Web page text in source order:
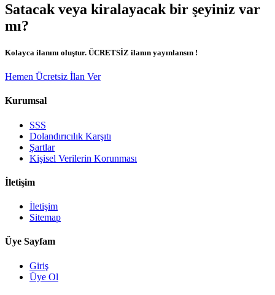
Satacak veya kiralayacak bir şeyiniz var
mı?
Kolayca ilanını oluştur. ÜCRETSİZ ilanın yayınlansın !
Hemen Ücretsiz İlan Ver
Kurumsal
SSS
Dolandırıcılık Karşıtı
Şartlar
Kişisel Verilerin Korunması
İletişim
İletişim
Sitemap
Üye Sayfam
Giriş
Üye Ol